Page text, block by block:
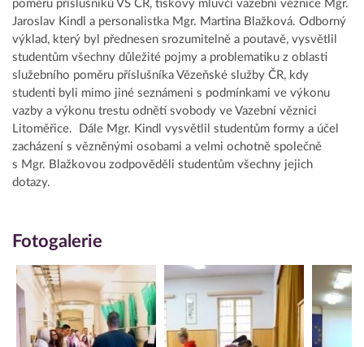
poměru příslušníků VS ČR, tiskový mluvčí vazební věznice Mgr.
Jaroslav Kindl a personalistka Mgr. Martina Blažková. Odborný
výklad, který byl přednesen srozumitelně a poutavě, vysvětlil
studentům všechny důležité pojmy a problematiku z oblasti
služebního poměru příslušníka Vězeňské služby ČR, kdy
studenti byli mimo jiné seznámeni s podmínkami ve výkonu
vazby a výkonu trestu odnětí svobody ve Vazební věznici
Litoměřice. Dále Mgr. Kindl vysvětlil studentům formy a účel
zacházení s vězněnými osobami a velmi ochotně společně
s Mgr. Blažkovou zodpověděli studentům všechny jejich
dotazy.
Fotogalerie